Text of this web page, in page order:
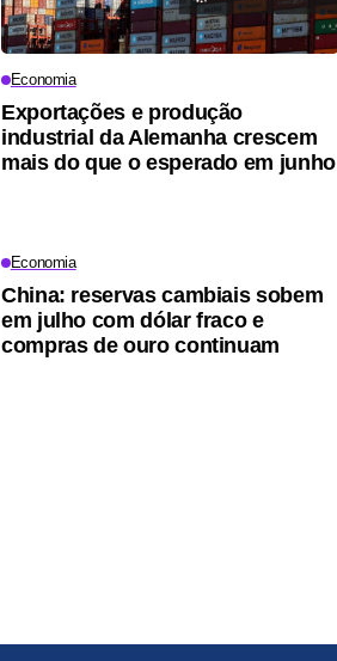
Economia
Exportações e produção
industrial da Alemanha crescem
mais do que o esperado em junho
Economia
China: reservas cambiais sobem
em julho com dólar fraco e
compras de ouro continuam